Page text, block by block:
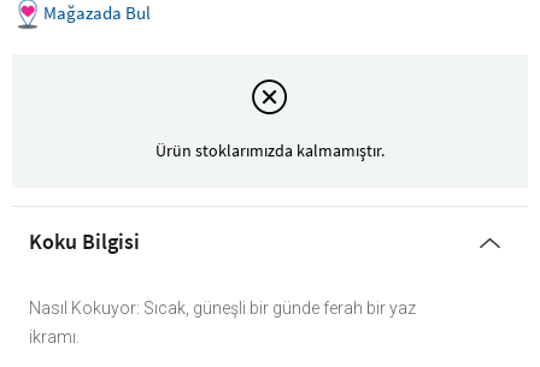
Mağazada Bul
Ürün stoklarımızda kalmamıştır.
Koku Bilgisi
Nasıl Kokuyor: Sıcak, güneşli bir günde ferah bir yaz
ikramı.